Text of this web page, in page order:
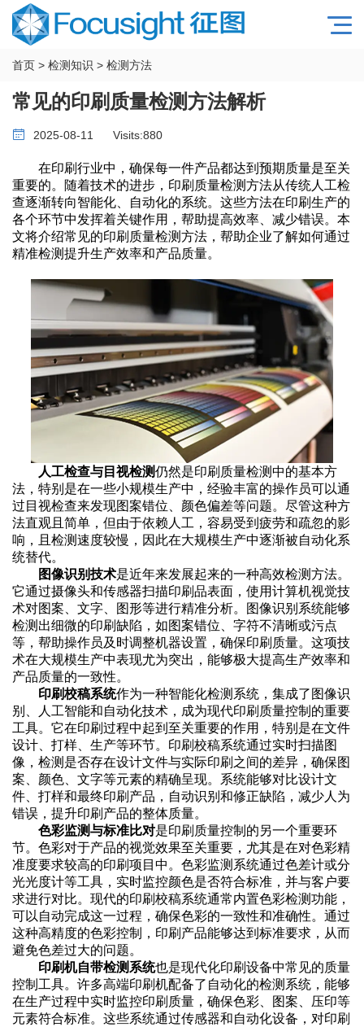
首页 > 检测知识 > 检测方法
常见的印刷质量检测方法解析
2025-08-11 Visits:880
在印刷行业中，确保每一件产品都达到预期质量是至关
重要的。随着技术的进步，印刷质量检测方法从传统人工检
查逐渐转向智能化、自动化的系统。这些方法在印刷生产的
各个环节中发挥着关键作用，帮助提高效率、减少错误。本
文将介绍常见的印刷质量检测方法， 帮助企业了解如何通过
精准检测提升生产效率和产品质量。
人工检查与目视检测仍然是印刷质量检测中的基本方
法，特别是在一些小规模生产中，经验丰富的操作员可以通
过目视检查来发现图案错位、颜色偏差等问题。尽管这种方
法直观且简单，但由于依赖人工，容易受到疲劳和疏忽的影
响，且检测速度较慢，因此在大规模生产中逐渐被自动化系
统替代。
图像识别技术是近年来发展起来的一种高效检测方法。
它通过摄像头和传感器扫描印刷品表面，使用计算机视觉技
术对图案、文字、图形等进行精准分析。图像识别系统能够
检测出细微的印刷缺陷，如图案错位、字符不清晰或污点
等，帮助操作员及时调整机器设置，确保印刷质量。这项技
术在大规模生产中表现尤为突出，能够极大提高生产效率和
产品质量的一致性。
印刷校稿系统作为一种智能化检测系统，集成了图像识
别、人工智能和自动化技术，成为现代印刷质量控制的重要
工具。它在印刷过程中起到至关重要的作用，特别是在文件
设计、打样、生产等环节。印刷校稿系统通过实时扫描图
像，检测是否存在设计文件与实际印刷之间的差异，确保图
案、颜色、文字等元素的精确呈现。系统能够对比设计文
件、打样和最终印刷产品，自动识别和修正缺陷，减少人为
错误，提升印刷产品的整体质量。
色彩监测与标准比对是印刷质量控制的另一个重要环
节。色彩对于产品的视觉效果至关重要，尤其是在对色彩精
准度要求较高的印刷项目中。色彩监测系统通过色差计或分
光光度计等工具，实时监控颜色是否符合标准，并与客户要
求进行对比。现代的印刷校稿系统通常内置色彩检测功能，
可以自动完成这一过程，确保色彩的一致性和准确性。通过
这种高精度的色彩控制，印刷产品能够达到标准要求，从而
避免色差过大的问题。
印刷机自带检测系统也是现代化印刷设备中常见的质量
控制工具。许多高端印刷机配备了自动化的检测系统，能够
在生产过程中实时监控印刷质量，确保色彩、图案、压印等
元素符合标准。这些系统通过传感器和自动化设备，对印刷